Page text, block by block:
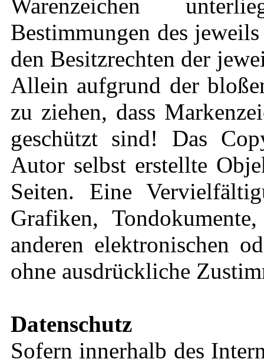
Warenzeichen
Bestimmungen des
den Besitzrechten der
Allein aufgrund der
zu ziehen, dass
geschützt sind! Das
Autor selbst erstellte
Seiten. Eine
Grafiken,
anderen elektronischen
ohne ausdrückliche
Datenschutz
Sofern innerhalb des